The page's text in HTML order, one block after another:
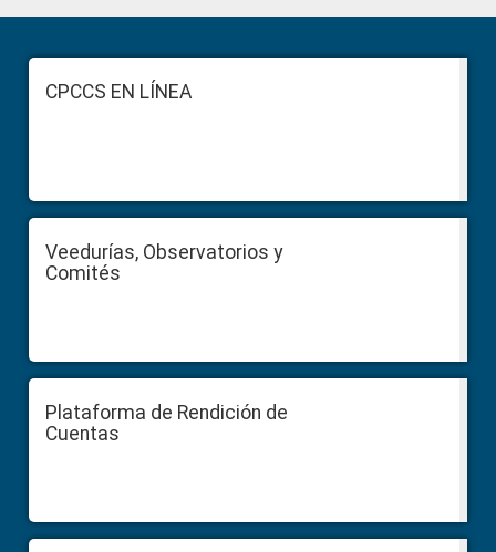
Sidebar
FooterCPCCS EN LÍNEA
Veedurías, Observatorios y
Comités
Plataforma de Rendición de
Cuentas